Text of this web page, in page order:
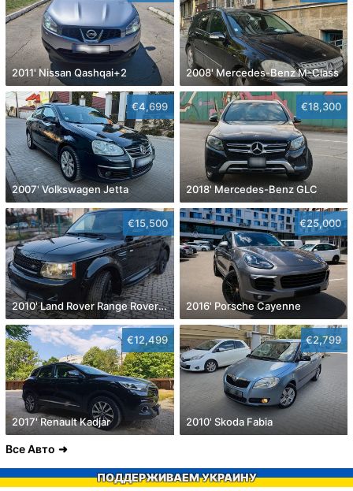
2011' Nissan Qashqai+2 2008' Mercedes-Benz M-Class
€4,699
2007' Volkswagen Jetta
€18,300
2018' Mercedes-Benz GLC
€15,500
2010' Land Rover Range Rover Sport
€25,000
2016' Porsche Cayenne
€12,499
2017' Renault Kadjar
€2,799
2010' Skoda Fabia
Все Авто
ПОДДЕРЖИВАЕМ УКРАИНУ